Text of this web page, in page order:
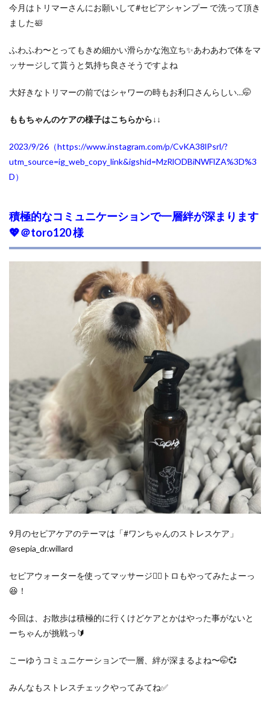
今月はトリマーさんにお願いして#セピアシャンプー で洗って頂き
ました🛀
ふわふわ〜とってもきめ細かい滑らかな泡立ち✨あわあわで体をマ
ッサージして貰うと気持ち良さそう ですよね
大好きなトリマーの前ではシャワーの時もお利口さんらしい…🤭
ももちゃんのケアの様子はこちらから↓↓
2023/9/26（https://www.instagram.com/p/CvKA38lPsrl/?
utm_source=ig_web_copy_link&igshid=MzRlODBiNWFlZA%3D%3
D）
積極的なコミュニケーションで一層絆が深まります
💖＠toro120 様
9月のセピアケアのテーマは「#ワンちゃんのストレスケア」
@sepia_dr.willard
セピアウォーターを使ってマッサージ💆‍♀️トロもやってみたよーっ
😆！
今回は、お散歩は積極的に行くけどケアとかはやった事がないと
ーちゃんが挑戦っ🔰
こーゆうコミュニケーションで一層、絆が深まるよね〜🤭💞
みんなもストレスチェックやってみてね✅